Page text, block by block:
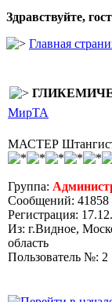
Здравствуйте,
Главная
МирТА
МАСТЕР
Группа:
Сообщений: 41858
Регистрация:
Из: г.Видное,
область
Пользователь №: 2